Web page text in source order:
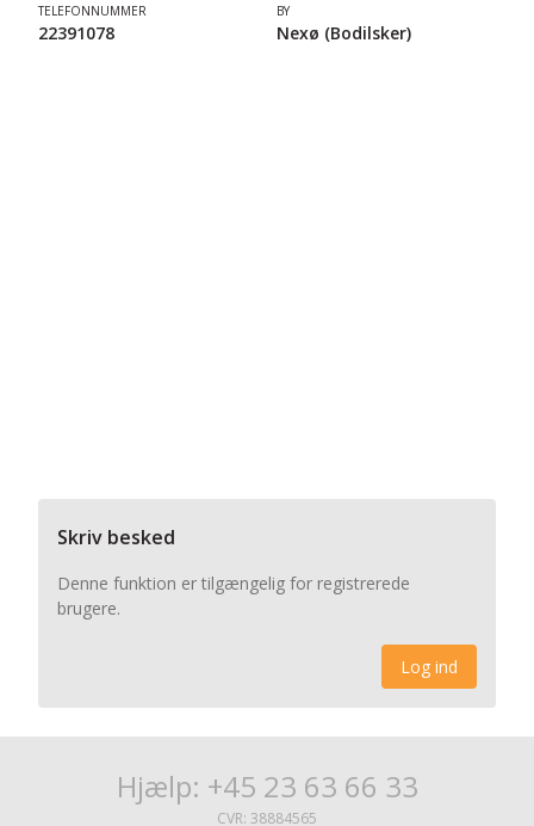
TELEFONNUMMER
22391078
BY
Nexø (Bodilsker)
Skriv besked
Denne funktion er tilgængelig for registrerede
brugere.
Log ind
Hjælp: +45 23 63 66 33
CVR: 38884565